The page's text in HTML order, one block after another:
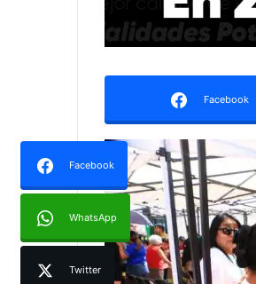
Facebook
Facebook
WhatsApp
Twitter